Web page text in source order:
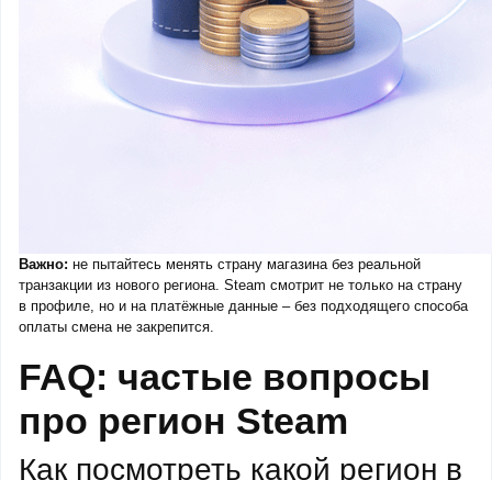
Важно: не пытайтесь менять страну магазина без реальной
транзакции из нового региона. Steam смотрит не только на страну
в профиле, но и на платёжные данные – без подходящего способа
оплаты смена не закрепится.
FAQ: частые вопросы
про регион Steam
Как посмотреть какой регион в